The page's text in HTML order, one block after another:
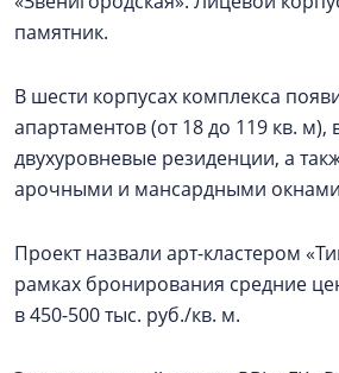
памятник.
В шести корпусах комплекса
апартаментов (от 18 до 119 кв. м),
двухуровневые резиденции, а
арочными и мансардными
Проект назвали арт-кластером
рамках бронирования средние
в 450-500 тыс. руб./кв. м.